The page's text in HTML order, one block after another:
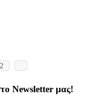
2
Newsletter μας!